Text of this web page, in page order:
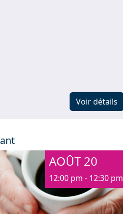
Voir détails
AOÛT 20
12:00 pm - 12:30 pm